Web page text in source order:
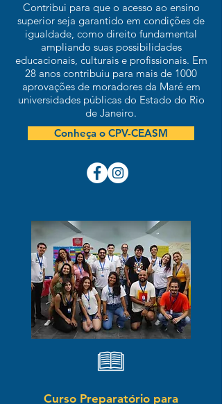
Contribui para que o acesso ao ensino
superior seja garantido em condições de
igualdade, como direito fundamental
ampliando suas possibilidades
educacionais, culturais e profissionais. Em
28 anos contribuiu para mais de 1000
aprovações de moradores da Maré em
universidades públicas do Estado do Rio
de Janeiro.
Conheça o CPV-CEASM
Curso Preparatório para